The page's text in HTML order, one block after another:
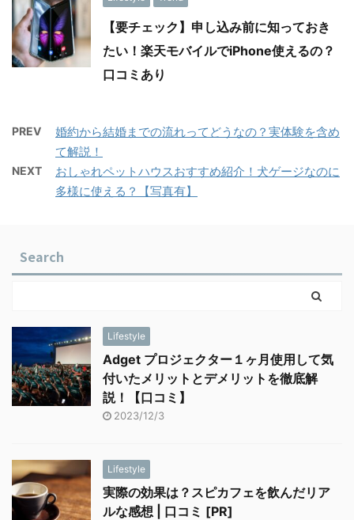
【要チェック】申し込み前に知っておき
たい！楽天モバイルでiPhone使えるの？
口コミあり
PREV
婚約から結婚までの流れってどうなの？実体験を含め
て解説！
NEXT
おしゃれペットハウスおすすめ紹介！犬ゲージなのに
多様に使える？【写真有】
Search
Lifestyle
Adget プロジェクター１ヶ月使用して気
付いたメリットとデメリットを徹底解
説！【口コミ】
2023/12/3
Lifestyle
実際の効果は？スピカフェを飲んだリア
ルな感想 | 口コミ [PR]